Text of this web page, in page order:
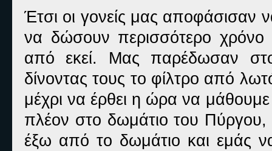
Έτσι οι γονείς μας αποφάσισαν
να δώσουν περισσότερο
από εκεί. Μας παρέδωσαν
δίνοντας τους το φίλτρο από
μέχρι να έρθει η ώρα να μάθουμε
πλέον στο δωμάτιο του Πύργου,
έξω από το δωμάτιο και εμάς